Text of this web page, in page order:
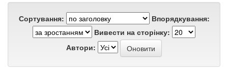
Сортування:
Впорядкування:
Вивести на сторінку:
Автори: